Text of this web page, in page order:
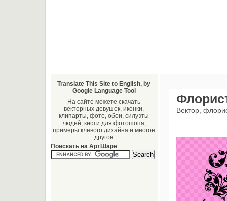
Вектор
Translate This Site to English, by
Google Language Tool
На сайте можете скачать
векторных девушек, иконки,
клипарты, фото, обои, силуэты
людей, кисти для фотошопа,
примеры клёвого дизайна и многое
другое
Поискать на АртШаре